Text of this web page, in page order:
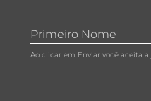
Ao clicar em Enviar você aceita a